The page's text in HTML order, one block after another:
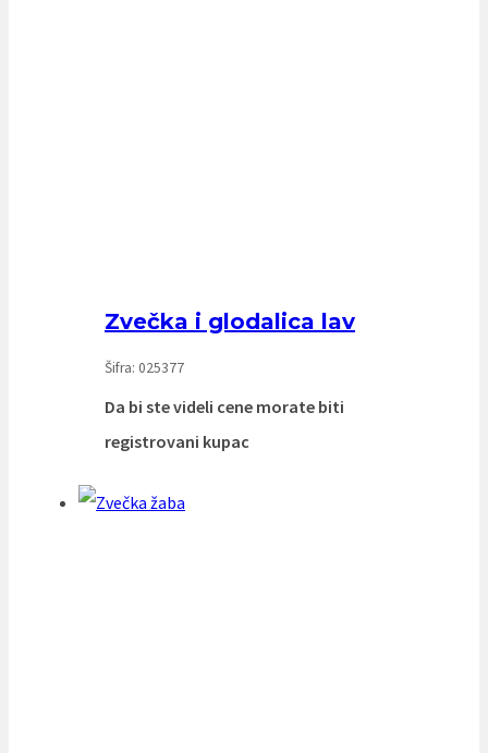
Zvečka i glodalica lav
Šifra: 025377
Da bi ste videli cene morate biti
registrovani kupac